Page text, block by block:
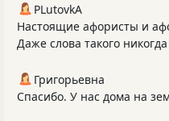
PLutоvkА
Настоящие афористы и
Даже слова такого
Григорьевна
Спасибо. У нас дома на